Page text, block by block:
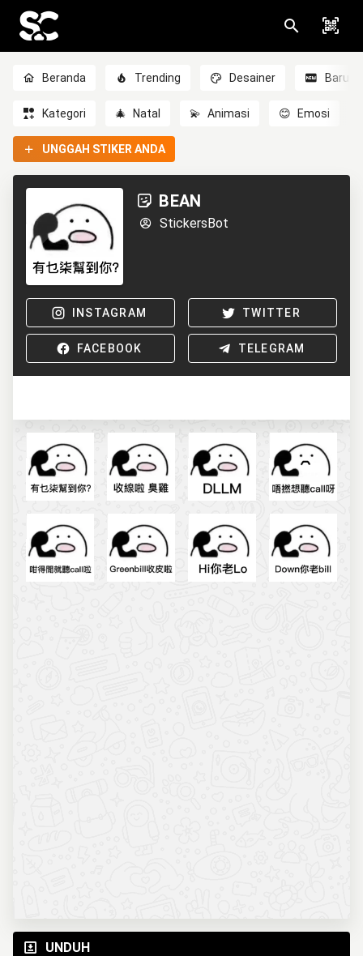
Beranda Trending Desainer Baru
Kategori 🎄 Natal 💫 Animasi 😊 Emosi
UNGGAH STIKER ANDA
BEAN
StickersBot
INSTAGRAM TWITTER
FACEBOOK TELEGRAM
UNDUH